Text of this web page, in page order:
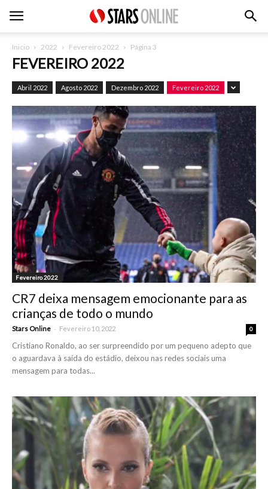
Inicio 2022 Fevereiro 2022 Página 3
FEVEREIRO 2022
Abril 2022 Agosto 2022 Dezembro 2022 Fevereiro 2022
Fevereiro 2022
CR7 deixa mensagem emocionante para as
crianças de todo o mundo
Stars Online - Fevereiro 10, 2022 0
Cristiano Ronaldo, ao ser surpreendido por um pequeno adepto que
o aguardava à saída do estádio, deixou nas redes sociais uma
mensagem para todas...